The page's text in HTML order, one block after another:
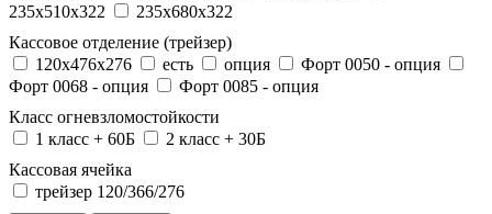
235x510x322
235x680x322
Кассовое отделение (трейзер)
120х476х276
есть опция
Форт 0050 - опция
Форт 0068 - опция
Форт 0085 - опция
Класс огневзломостойкости
1 класс + 60Б
2 класс + 30Б
Кассовая ячейка
трейзер 120/366/276